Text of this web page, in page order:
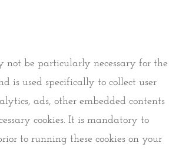
not be particularly necessary for the
is used specifically to collect user
ads, other embedded contents
cookies. It is mandatory to
to running these cookies on your